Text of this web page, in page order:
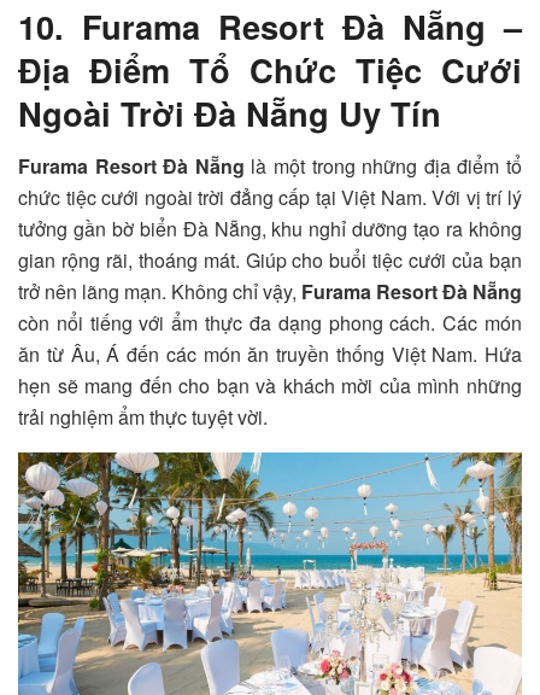
10. Furama Resort Đà Nẵng –
Địa Điểm Tổ Chức Tiệc Cưới
Ngoài Trời Đà Nẵng Uy Tín
Furama Resort Đà Nẵng là một trong những địa điểm tổ
chức tiệc cưới ngoài trời đẳng cấp tại Việt Nam. Với vị trí lý
tưởng gần bờ biển Đà Nẵng, khu nghỉ dưỡng tạo ra không
gian rộng rãi, thoáng mát. Giúp cho buổi tiệc cưới của bạn
trở nên lãng mạn. Không chỉ vậy, Furama Resort Đà Nẵng
còn nổi tiếng với ẩm thực đa dạng phong cách. Các món
ăn từ Âu, Á đến các món ăn truyền thống Việt Nam. Hứa
hẹn sẽ mang đến cho bạn và khách mời của mình những
trải nghiệm ẩm thực tuyệt vời.